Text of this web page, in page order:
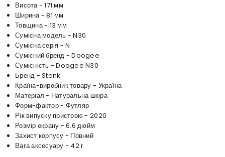
Висота - 171 мм
Ширина - 81 мм
Товщина - 13 мм
Сумісна модель - N30
Сумісна серія - N
Сумісний бренд - Doogee
Сумісність - Doogee N30
Бренд - Stenk
Країна-виробник товару - Україна
Матеріал - Натуральна шкіра
Форм-фактор - Футляр
Рік випуску пристрою - 2020
Розмір екрану - 6.6 дюйм
Захист корпусу - Повний
Вага аксесуару - 42 г